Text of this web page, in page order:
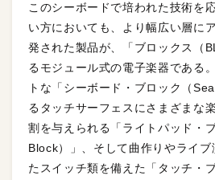
このシーボードで培われた技術を
い方においても、より幅広い層に
発された製品が、「ブロックス（
るモジュール式の電子楽器である
トな「シーボード・ブロック（
るタッチサーフェスにさまざまな
割を与えられる「ライトパッド・
Block）」、そして曲作りやライブ
たスイッチ類を備えた「タッチ・